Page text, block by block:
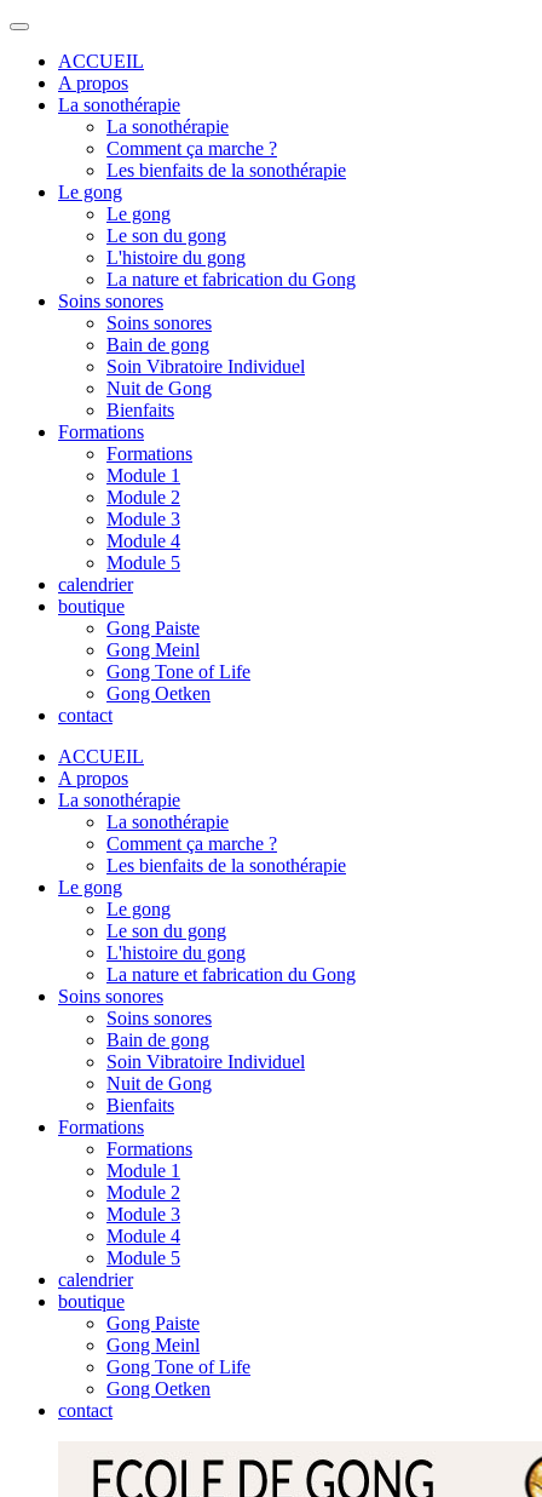
ACCUEIL
A propos
La sonothérapie
La sonothérapie
Comment ça marche ?
Les bienfaits de la sonothérapie
Le gong
Le gong
Le son du gong
L'histoire du gong
La nature et fabrication du Gong
Soins sonores
Soins sonores
Bain de gong
Soin Vibratoire Individuel
Nuit de Gong
Bienfaits
Formations
Formations
Module 1
Module 2
Module 3
Module 4
Module 5
calendrier
boutique
Gong Paiste
Gong Meinl
Gong Tone of Life
Gong Oetken
contact
ACCUEIL
A propos
La sonothérapie
La sonothérapie
Comment ça marche ?
Les bienfaits de la sonothérapie
Le gong
Le gong
Le son du gong
L'histoire du gong
La nature et fabrication du Gong
Soins sonores
Soins sonores
Bain de gong
Soin Vibratoire Individuel
Nuit de Gong
Bienfaits
Formations
Formations
Module 1
Module 2
Module 3
Module 4
Module 5
calendrier
boutique
Gong Paiste
Gong Meinl
Gong Tone of Life
Gong Oetken
contact